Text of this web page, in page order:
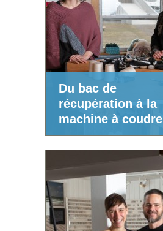
Du bac de
récupération à la
machine à coudre